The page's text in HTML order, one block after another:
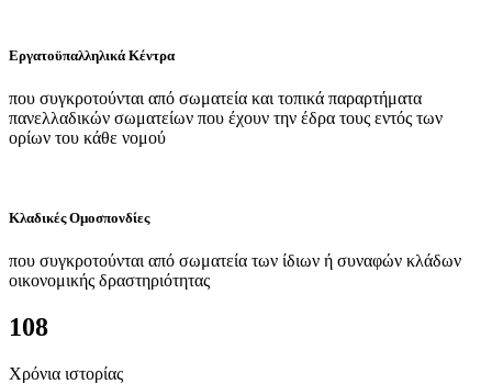
Εργατοϋπαλληλικά Κέντρα
που συγκροτούνται από σωματεία και τοπικά παραρτήματα
πανελλαδικών σωματείων που έχουν την έδρα τους εντός των
ορίων του κάθε νομού
Κλαδικές Ομοσπονδίες
που συγκροτούνται από σωματεία των ίδιων ή συναφών κλάδων
οικονομικής δραστηριότητας
108
Χρόνια ιστορίας